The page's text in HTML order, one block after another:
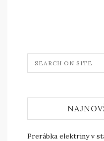
Prerábka elektriny v